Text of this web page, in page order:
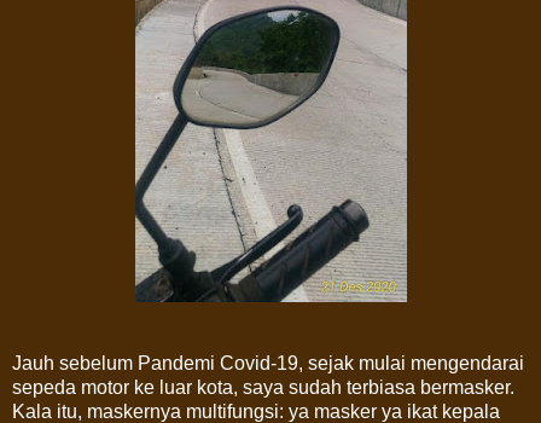
Jauh sebelum Pandemi Covid-19, sejak mulai mengendarai
sepeda motor ke luar kota, saya sudah terbiasa bermasker.
Kala itu, maskernya multifungsi: ya masker ya ikat kepala